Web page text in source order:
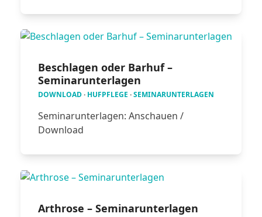
Beschlagen oder Barhuf –
Seminarunterlagen
DOWNLOAD· HUFPFLEGE ·SEMINARUNTERLAGEN
Seminarunterlagen: Anschauen /
Download
Arthrose – Seminarunterlagen